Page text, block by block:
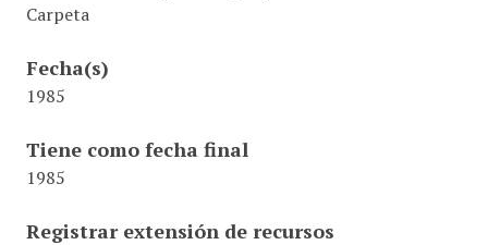
Carpeta
Fecha(s)
1985
Tiene como fecha final
1985
Registrar extensión de recursos